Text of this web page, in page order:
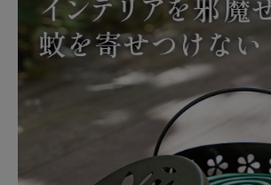
ログイン 会員登録
ブランドから探す
新商品